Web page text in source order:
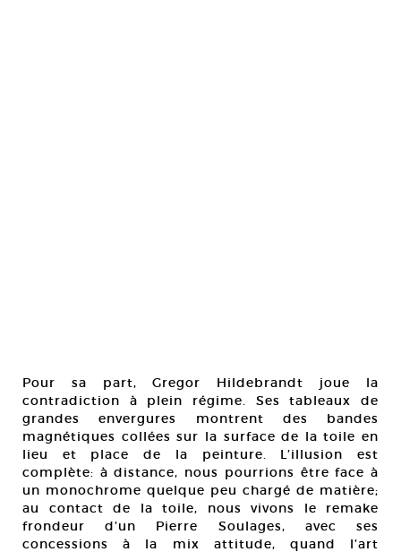
Pour sa part, Gregor Hildebrandt joue la
contradiction à plein régime. Ses tableaux de
grandes envergures montrent des bandes
magnétiques collées sur la surface de la toile en
lieu et place de la peinture. L’illusion est
complète: à distance, nous pourrions être face à
un monochrome quelque peu chargé de matière;
au contact de la toile, nous vivons le remake
frondeur d’un Pierre Soulages, avec ses
concessions à la mix attitude, quand l’art